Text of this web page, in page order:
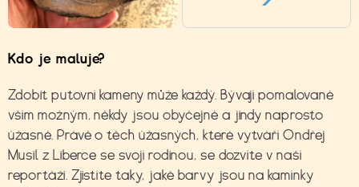
Kdo je maluje?
Zdobit putovní kameny může každý. Bývají pomalované
vším možným, někdy jsou obyčejné a jindy naprosto
úžasné. Právě o těch úžasných, které vytváří Ondřej
Musil z Liberce se svojí rodinou, se dozvíte v naší
reportáži. Zjistíte taky, jaké barvy jsou na kamínky